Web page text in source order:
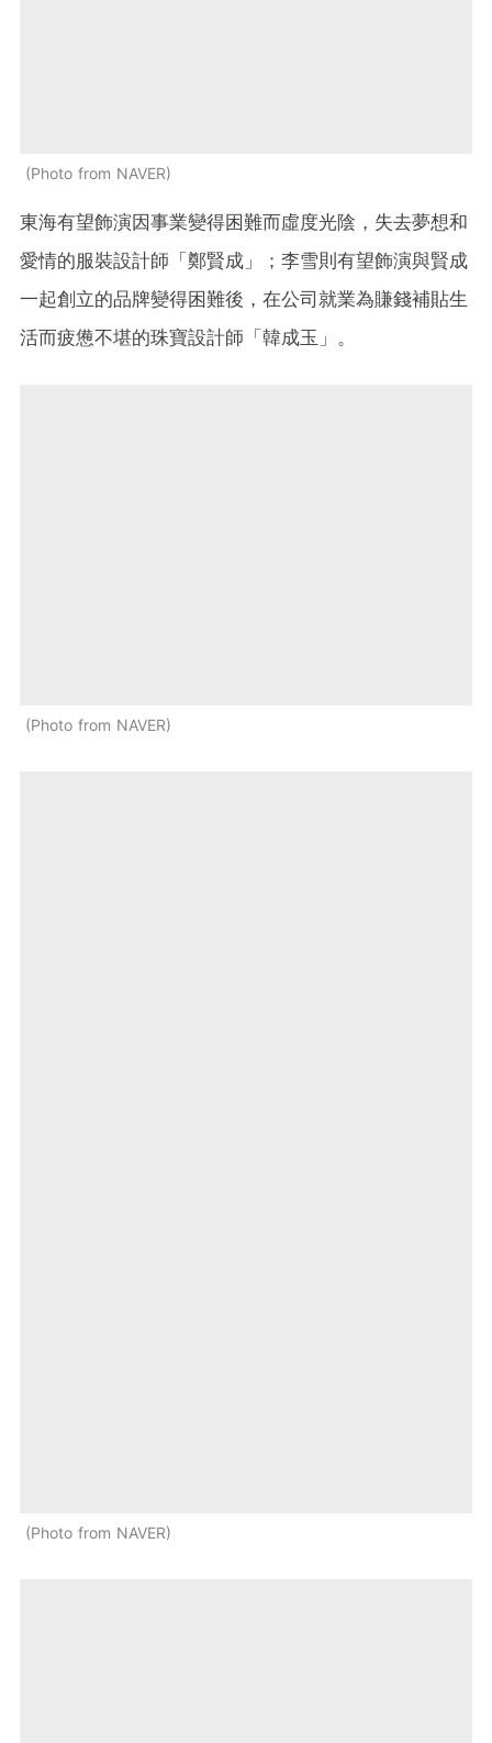
Photo from NAVER
東海有望飾演因事業變得困難而虛度光陰，失去夢想和
愛情的服裝設計師「鄭賢成 」；李雪則有望飾演與賢成
一起創立的品牌變得困難後，在公司就業為賺錢補貼生
活而疲憊不堪的珠寶設計師「韓成玉」。
Photo from NAVER
Photo from NAVER